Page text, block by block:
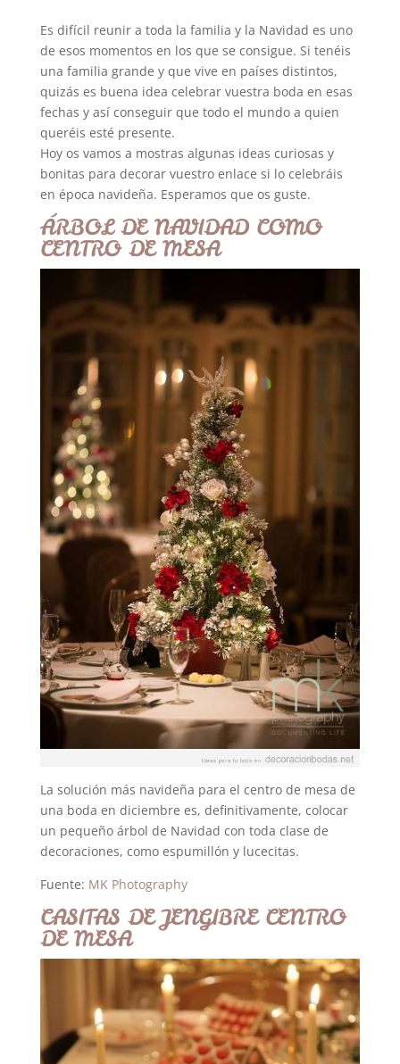
Es difícil reunir a toda la familia y la Navidad es uno
de esos momentos en los que se consigue. Si tenéis
una familia grande y que vive en países distintos,
quizás es buena idea celebrar vuestra boda en esas
fechas y así conseguir que todo el mundo a quien
queréis esté presente.
Hoy os vamos a mostras algunas ideas curiosas y
bonitas para decorar vuestro enlace si lo celebráis
en época navideña. Esperamos que os guste.
ÁRBOL DE NAVIDAD COMO
CENTRO DE MESA
La solución más navideña para el centro de mesa de
una boda en diciembre es, definitivamente, colocar
un pequeño árbol de Navidad con toda clase de
decoraciones, como espumillón y lucecitas.
Fuente: MK Photography
CASITAS DE JENGIBRE CENTRO
DE MESA